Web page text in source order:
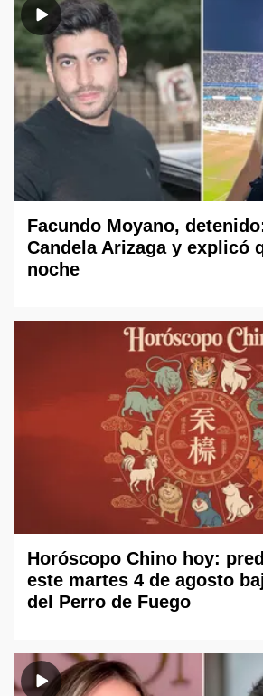
Facundo Moyano,
Candela Arizaga y explicó
noche
Horóscopo Chino hoy:
este martes 4 de agosto
del Perro de Fuego